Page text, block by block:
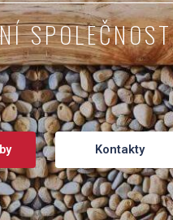
SPOLEČNOST
Kontakty